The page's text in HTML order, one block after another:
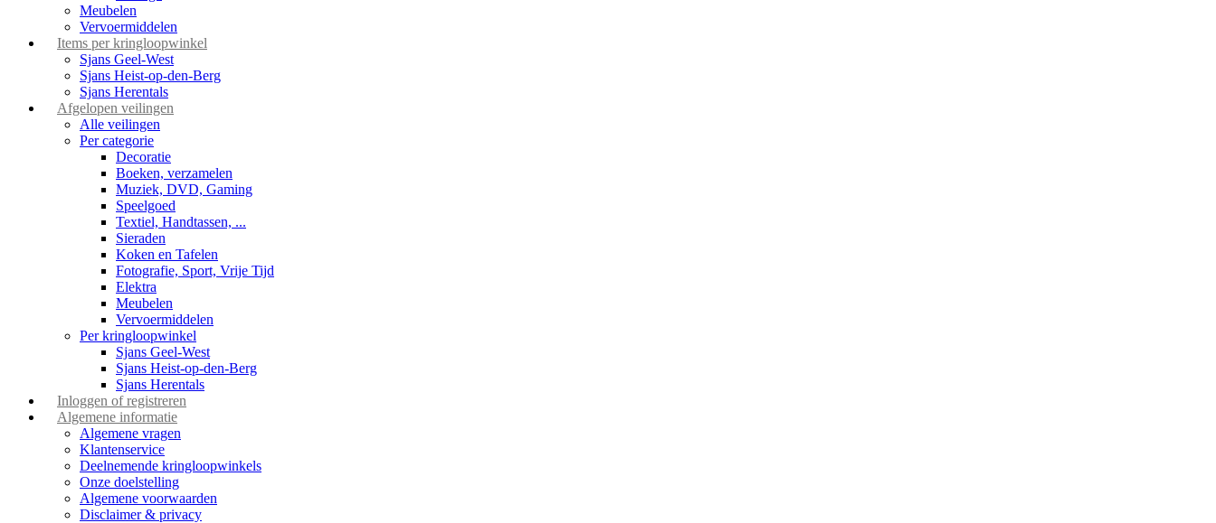
Meubelen
Vervoermiddelen
Items per kringloopwinkel
Sjans Geel-West
Sjans Heist-op-den-Berg
Sjans Herentals
Afgelopen veilingen
Alle veilingen
Per categorie
Decoratie
Boeken, verzamelen
Muziek, DVD, Gaming
Speelgoed
Textiel, Handtassen, ...
Sieraden
Koken en Tafelen
Fotografie, Sport, Vrije Tijd
Elektra
Meubelen
Vervoermiddelen
Per kringloopwinkel
Sjans Geel-West
Sjans Heist-op-den-Berg
Sjans Herentals
Inloggen of registreren
Algemene informatie
Algemene vragen
Klantenservice
Deelnemende kringloopwinkels
Onze doelstelling
Algemene voorwaarden
Disclaimer & privacy